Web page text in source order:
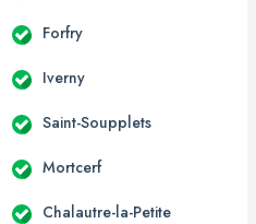
Forfry
Iverny
Saint-Soupplets
Mortcerf
Chalautre-la-Petite